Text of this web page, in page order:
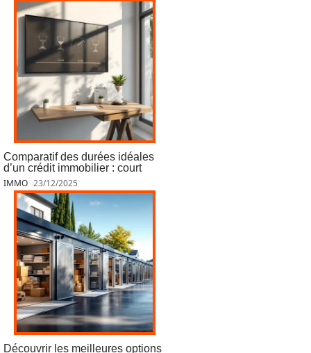
Comparatif des durées idéales
d’un crédit immobilier : court
IMMO 23/12/2025
Découvrir les meilleures options